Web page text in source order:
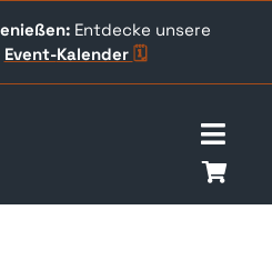
Entdecke unsere
Event-Kalender 🗓️